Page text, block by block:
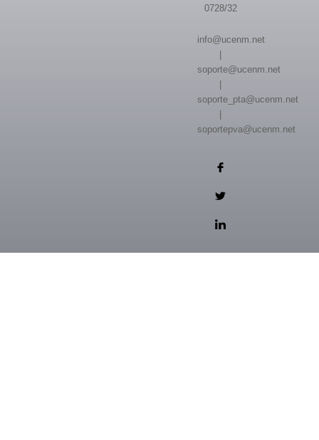
0728/32
info@ucenm.net
soporte@ucenm.net
soporte_pta@ucenm.net
soportepva@ucenm.net